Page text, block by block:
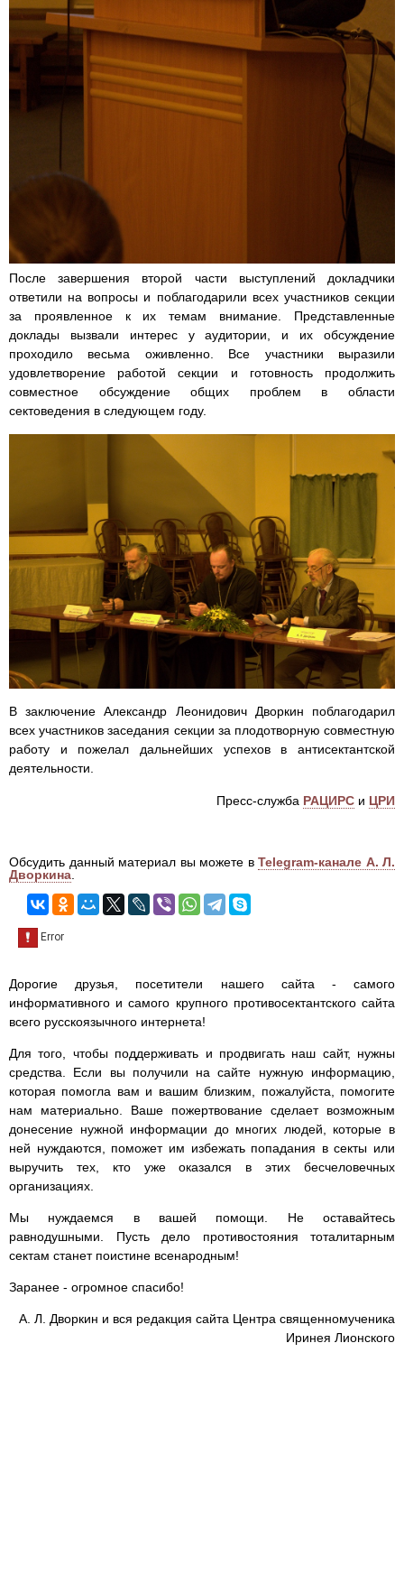
После завершения второй части выступлений докладчики
ответили на вопросы и поблагодарили всех участников секции
за проявленное к их темам внимание. Представленные
доклады вызвали интерес у аудитории, и их обсуждение
проходило весьма оживленно. Все участники выразили
удовлетворение работой секции и готовность продолжить
совместное обсуждение общих проблем в области
сектоведения в следующем году.
В заключение Александр Леонидович Дворкин поблагодарил
всех участников заседания секции за плодотворную совместную
работу и пожелал дальнейших успехов в антисектантской
деятельности.
Пресс-служба РАЦИРС и ЦРИ
Обсудить данный материал вы можете в Telegram-канале А. Л.
Дворкина
Дорогие друзья, посетители нашего сайта - самого
информативного и самого крупного противосектантского сайта
всего русскоязычного интернета!
Для того, чтобы поддерживать и продвигать наш сайт, нужны
средства. Если вы получили на сайте нужную информацию,
которая помогла вам и вашим близким, пожалуйста, помогите
нам материально. Ваше пожертвование сделает возможным
донесение нужной информации до многих людей, которые в
ней нуждаются, поможет им избежать попадания в секты или
выручить тех, кто уже оказался в этих бесчеловечных
организациях.
Мы нуждаемся в вашей помощи. Не оставайтесь
равнодушными. Пусть дело противостояния тоталитарным
сектам станет поистине всенародным!
Заранее - огромное спасибо!
А. Л. Дворкин и вся редакция сайта Центра священномученика
Иринея Лионского